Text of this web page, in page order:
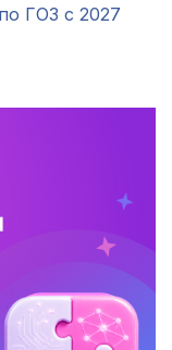
ГОЗ с 2027